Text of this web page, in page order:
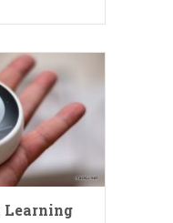
Learning